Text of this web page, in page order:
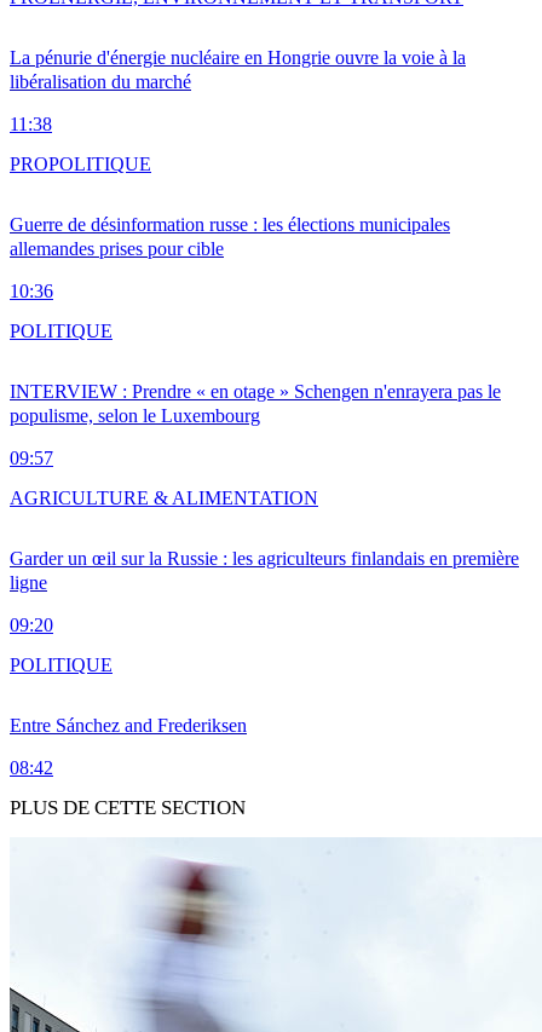
La pénurie d'énergie nucléaire en Hongrie ouvre la voie à la
libéralisation du marché
11:38
Guerre de désinformation russe : les élections municipales
allemandes prises pour cible
10:36
PROPOLITIQUE
INTERVIEW : Prendre « en otage » Schengen n'enrayera pas le
populisme, selon le Luxembourg
09:57
POLITIQUE
Garder un œil sur la Russie : les agriculteurs finlandais en première
ligne
09:20
AGRICULTURE & ALIMENTATION
Entre Sánchez and Frederiksen
08:42
POLITIQUE
PLUS DE CETTE SECTION